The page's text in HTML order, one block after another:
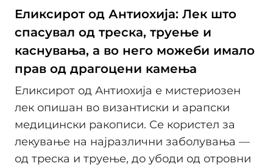
Еликсирот од Антиохија: Лек што
спасувал од треска, труење и
каснувања, а во него можеби имало
прав од драгоцени камења
Еликсирот од Антиохија е мистериозен
лек опишан во византиски и арапски
медицински ракописи. Се користел за
лекување на најразлични заболувања —
од треска и труење, до убоди од отровни